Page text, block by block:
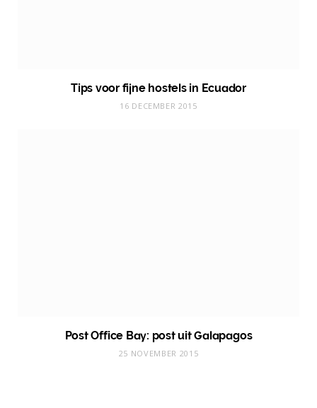
Tips voor fijne hostels in Ecuador
16 DECEMBER 2015
Post Office Bay: post uit Galapagos
25 NOVEMBER 2015